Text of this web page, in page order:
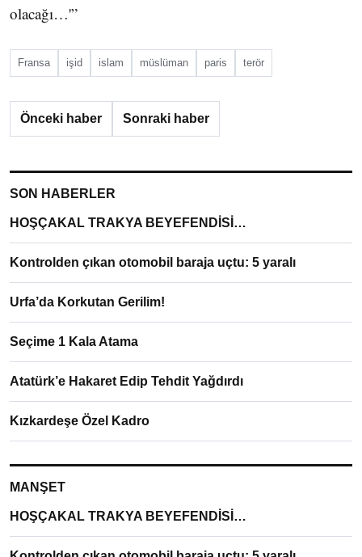
olacağı…'”
Fransa işid islam müslüman paris terör
Önceki haber Sonraki haber
SON HABERLER
HOŞÇAKAL TRAKYA BEYEFENDİSİ…
Kontrolden çıkan otomobil baraja uçtu: 5 yaralı
Urfa’da Korkutan Gerilim!
Seçime 1 Kala Atama
Atatürk’e Hakaret Edip Tehdit Yağdırdı
Kızkardeşe Özel Kadro
MANŞET
HOŞÇAKAL TRAKYA BEYEFENDİSİ…